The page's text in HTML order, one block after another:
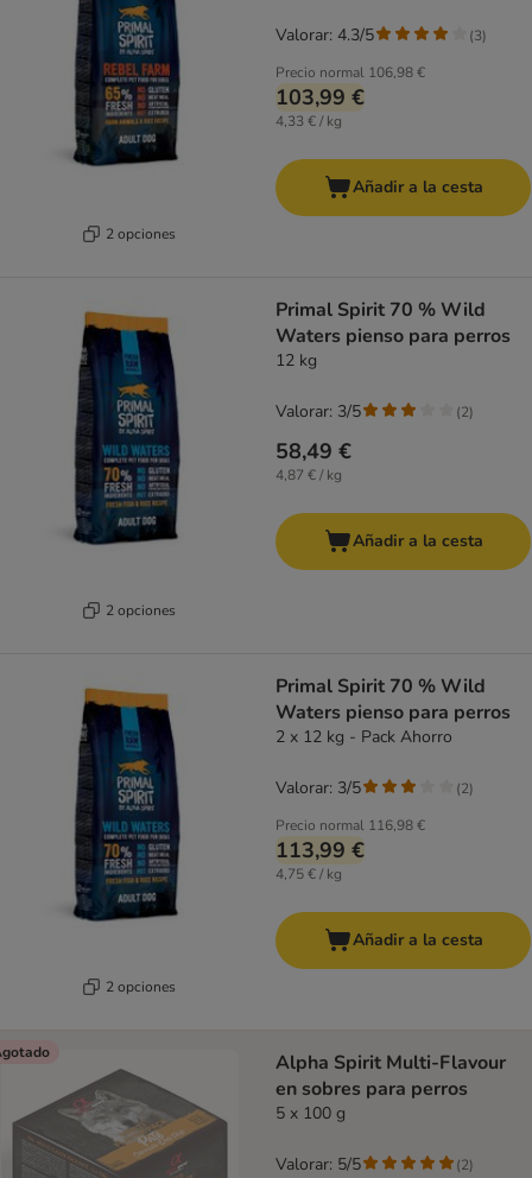
2 opciones
Precio normal 106,98 €
103,99 €
4,33 € / kg
Valorar: 4.3/5 (3)
Añadir a la cesta
2 opciones
Primal Spirit 70 % Wild
Waters pienso para perros
12 kg
58,49 €
4,87 € / kg
Valorar: 3/5 (2)
Añadir a la cesta
2 opciones
Primal Spirit 70 % Wild
Waters pienso para perros
2 x 12 kg - Pack Ahorro
Precio normal 116,98 €
113,99 €
4,75 € / kg
Valorar: 3/5 (2)
Añadir a la cesta
Alpha Spirit Multi-Flavour
en sobres para perros
5 x 100 g
Valorar: 5/5 (2)